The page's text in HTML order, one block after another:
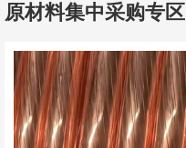
原材料集中采购专区